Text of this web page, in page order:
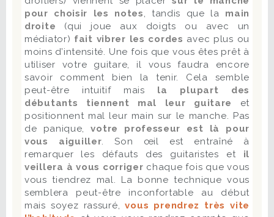
pour choisir les notes, tandis que la main
droite (qui joue aux doigts ou avec un
médiator) fait vibrer les cordes avec plus ou
moins d’intensité. Une fois que vous êtes prêt à
utiliser votre guitare, il vous faudra encore
savoir comment bien la tenir. Cela semble
peut-être intuitif mais la plupart des
débutants tiennent mal leur guitare
et
positionnent mal leur main sur le manche. Pas
de panique,votre professeur est là pour
vous aiguiller. Son œil est entraîné à
remarquer les défauts des guitaristes et il
veillera à vous corriger chaque fois que vous
vous tiendrez mal. La bonne technique vous
semblera peut-être inconfortable au début
mais soyez rassuré, vous prendrez très vite